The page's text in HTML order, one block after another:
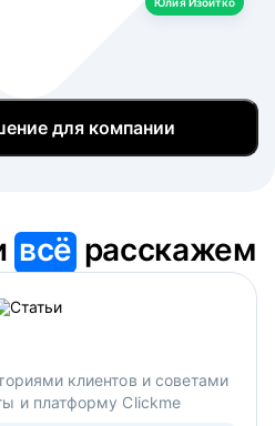
для компании
всё расскажем
клиентов и советами
и платформу Clickme